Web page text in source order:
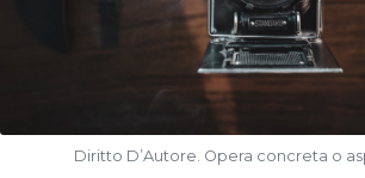
Diritto D’Autore. Opera concreta o